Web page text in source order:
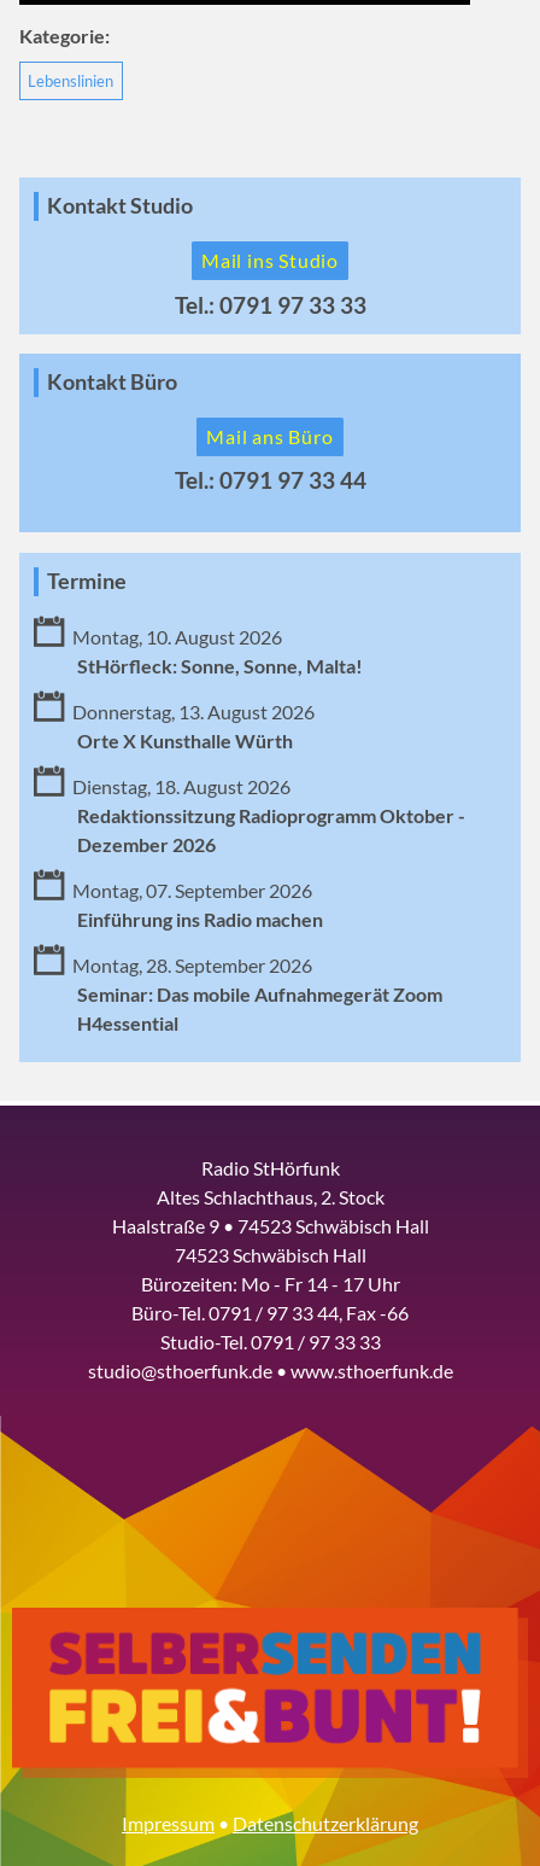
Kategorie:
Lebenslinien
Kontakt Studio
Mail ins Studio
Tel.: 0791 97 33 33
Kontakt Büro
Mail ans Büro
Tel.: 0791 97 33 44
Termine
Montag, 10. August 2026
StHörfleck: Sonne, Sonne, Malta!
Donnerstag, 13. August 2026
Orte X Kunsthalle Würth
Dienstag, 18. August 2026
Redaktionssitzung Radioprogramm Oktober -
Dezember 2026
Montag, 07. September 2026
Einführung ins Radio machen
Montag, 28. September 2026
Seminar: Das mobile Aufnahmegerät Zoom
H4essential
Radio StHörfunk
Altes Schlachthaus, 2. Stock
Haalstraße 9 • 74523 Schwäbisch Hall
74523 Schwäbisch Hall
Bürozeiten: Mo - Fr 14 - 17 Uhr
Büro-Tel. 0791 / 97 33 44, Fax -66
Studio-Tel. 0791 / 97 33 33
studio@sthoerfunk.de • www.sthoerfunk.de
Impressum • Datenschutzerklärung